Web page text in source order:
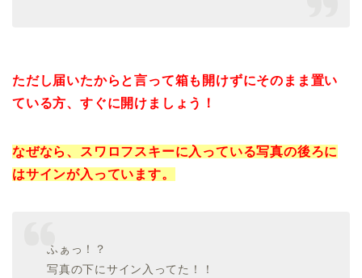
ただし届いたからと言って箱も開けずにそのまま置い
ている方、すぐに開けましょう！
なぜなら、スワロフスキーに入っている写真の後ろに
はサインが入っています。
ふぁっ！？
写真の下にサイン入ってた！！